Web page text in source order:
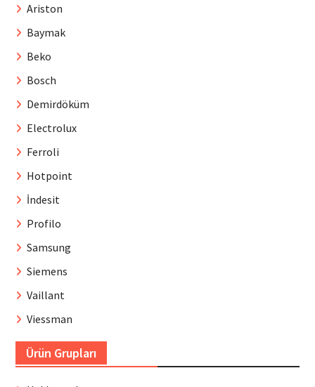
Ariston
Baymak
Beko
Bosch
Demirdöküm
Electrolux
Ferroli
Hotpoint
İndesit
Profilo
Samsung
Siemens
Vaillant
Viessman
Ürün Grupları